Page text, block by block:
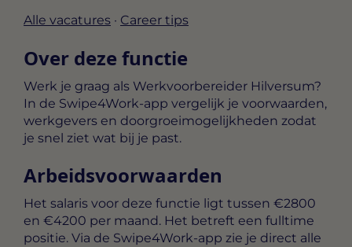
Alle vacatures · Career tips
Over deze functie
Werk je graag als Werkvoorbereider Hilversum?
In de Swipe4Work-app vergelijk je voorwaarden,
werkgevers en doorgroeimogelijkheden zodat
je snel ziet wat bij je past.
Arbeidsvoorwaarden
Het salaris voor deze functie ligt tussen €2800
en €4200 per maand. Het betreft een fulltime
positie. Via de Swipe4Work-app zie je direct alle